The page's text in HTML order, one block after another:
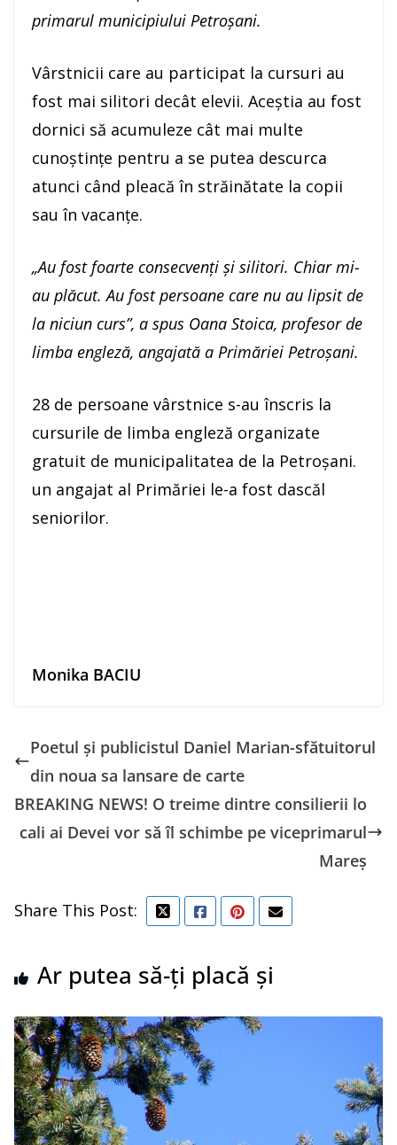
primarul municipiului Petroșani.
Vârstnicii care au participat la cursuri au
fost mai silitori decât elevii. Aceștia au fost
dornici să acumuleze cât mai multe
cunoștințe pentru a se putea descurca
atunci când pleacă în străinătate la copii
sau în vacanțe.
„Au fost foarte consecvenți și silitori. Chiar mi-
au plăcut. Au fost persoane care nu au lipsit de
la niciun curs”, a spus Oana Stoica, profesor de
limba engleză, angajată a Primăriei Petroșani.
28 de persoane vârstnice s-au înscris la
cursurile de limba engleză organizate
gratuit de municipalitatea de la Petroșani.
un angajat al Primăriei le-a fost dascăl
seniorilor.
Monika BACIU
Poetul și publicistul Daniel Marian-sfătuitorul
din noua sa lansare de carte
BREAKING NEWS! O treime dintre consilierii lo
cali ai Devei vor să îl schimbe pe viceprimarul
Mareș
Share This Post:
Ar putea să-ți placă și